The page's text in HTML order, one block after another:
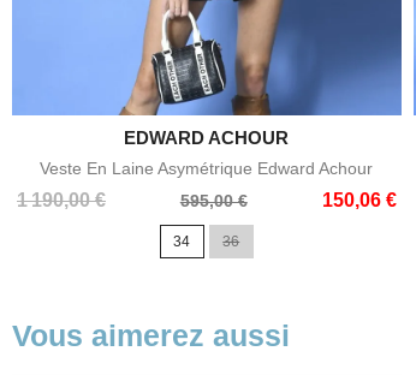
Aperçu rapide
EDWARD ACHOUR
Veste En Laine Asymétrique Edward Achour
1 190,00 €
Prix
595,00 € 150,06 €
Prix
34 36
Vous aimerez aussi